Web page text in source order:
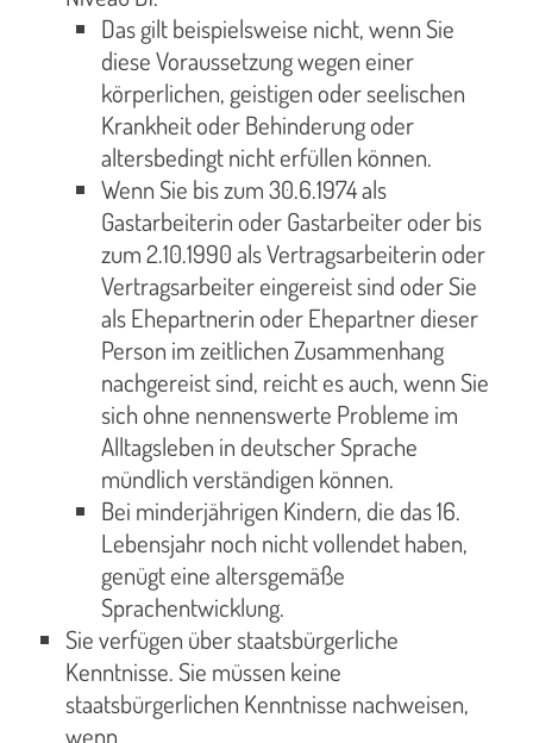
Das gilt beispielsweise nicht, wenn Sie
diese Voraussetzung wegen einer
körperlichen, geistigen oder seelischen
Krankheit oder Behinderung oder
altersbedingt nicht erfüllen können.
Wenn Sie bis zum 30.6.1974 als
Gastarbeiterin oder Gastarbeiter oder bis
zum 2.10.1990 als Vertragsarbeiterin oder
Vertragsarbeiter eingereist sind oder Sie
als Ehepartnerin oder Ehepartner dieser
Person im zeitlichen Zusammenhang
nachgereist sind, reicht es auch, wenn Sie
sich ohne nennenswerte Probleme im
Alltagsleben in deutscher Sprache
mündlich verständigen können.
Bei minderjährigen Kindern, die das 16.
Lebensjahr noch nicht vollendet haben,
genügt eine altersgemäße
Sprachentwicklung.
Sie verfügen über staatsbürgerliche
Kenntnisse. Sie müssen keine
staatsbürgerlichen Kenntnisse nachweisen,
wenn